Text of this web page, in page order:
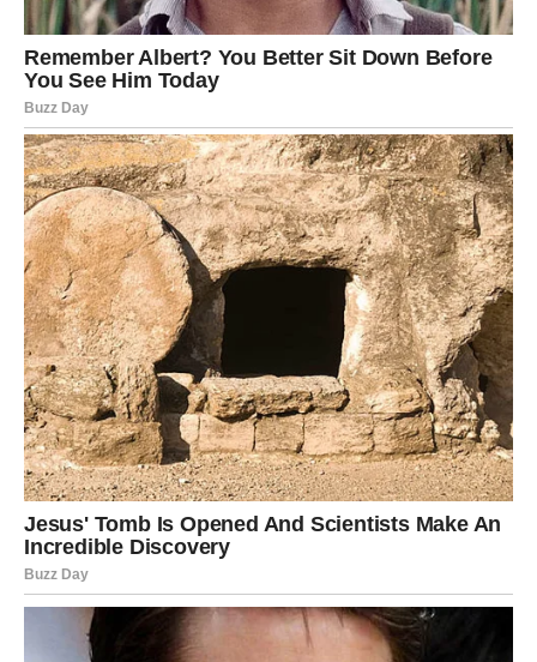
Napomena: Sir će se tijekom pečenja otopiti i stvoriti
hrskavu koricu koja obogaćuje okus jela.
5. Pečenje:
Stavite lim u prethodno zagrijanu pećnicu i pecite oko
30 minuta, ili dok krumpir ne postane mekan, a sir se
otopi i porumeni.
Ako volite još hrskaviji krumpir, možete peći dodatnih
5-10 minuta.